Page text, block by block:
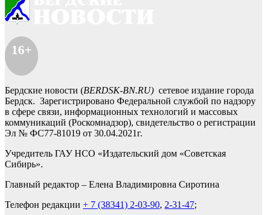
16+
Бердские новости (BERDSK-BN.RU) сетевое издание города
Бердск. Зарегистрировано Федеральной службой по надзору
в сфере связи, информационных технологий и массовых
коммуникаций (Роскомнадзор), свидетельство о регистрации
Эл № ФС77-81019 от 30.04.2021г.
Учредитель ГАУ НСО «Издательский дом «Советская
Сибирь».
Главный редактор – Елена Владимировна Сиротина
Телефон редакции + 7 (38341) 2-03-90, 2-31-47;